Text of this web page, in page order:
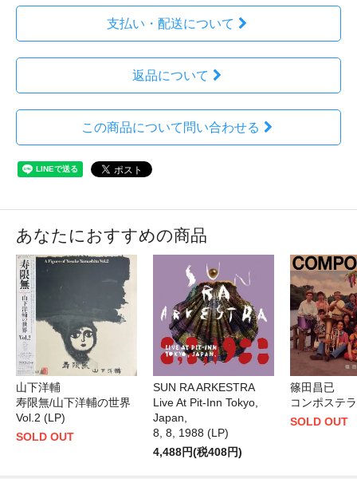
支払い・配送について
返品について
この商品について問い合わせる
あなたにおすすめの商品
山下洋輔
寿限無/山下洋輔の世界
Vol.2 (LP)
SOLD OUT
SUN RA ARKESTRA
Live At Pit-Inn Tokyo,
Japan,
8, 8, 1988 (LP)
4,488円(税408円)
篠田昌已
コンポステ
SOLD OUT